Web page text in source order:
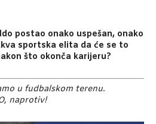
postao onako uspešan, onako
sportska elita da će se to
što okonča karijeru?
u fudbalskom terenu.
naprotiv!